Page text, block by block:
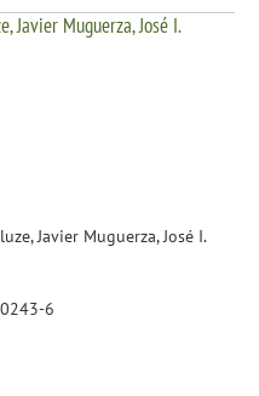
Javier Muguerza, José I.
Javier Muguerza, José I.
6